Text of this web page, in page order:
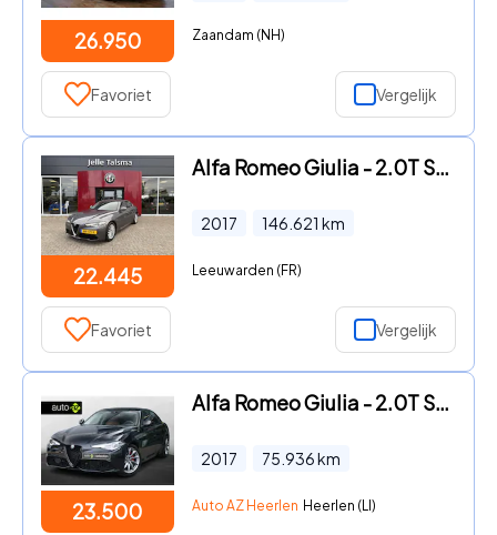
26.950 Zaandam (NH)
Favoriet Vergelijk
22.445
Alfa Romeo Giulia - 2.0T Super | Climate Control | Navigatie | Afneembare Trekha
2017 146.621 km
Leeuwarden (FR)
Favoriet Vergelijk
23.500
Alfa Romeo Giulia - 2.0T Super / DAB / Camera / Leder
2017 75.936km
Auto AZ Heerlen Heerlen (LI)